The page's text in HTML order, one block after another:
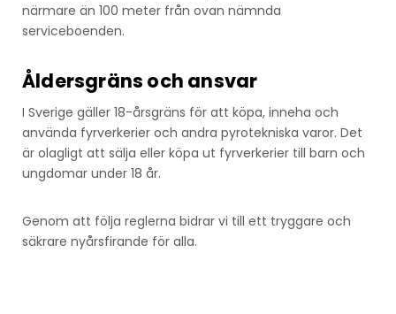
närmare än 100 meter från ovan nämnda
serviceboenden.
Åldersgräns och ansvar
I Sverige gäller 18-årsgräns för att köpa, inneha och
använda fyrverkerier och andra pyrotekniska varor. Det
är olagligt att sälja eller köpa ut fyrverkerier till barn och
ungdomar under 18 år.
Genom att följa reglerna bidrar vi till ett tryggare och
säkrare nyårsfirande för alla.